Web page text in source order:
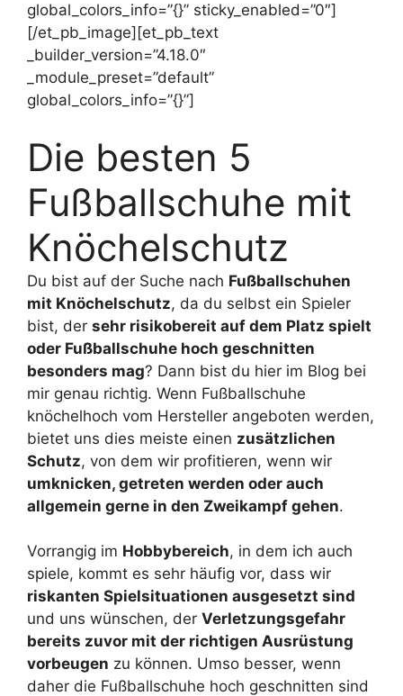
global_colors_info=”{}” sticky_enabled=”0″]
[/et_pb_image][et_pb_text
_builder_version=”4.18.0″
_module_preset=”default”
global_colors_info=”{}”]
Die besten 5
Fußballschuhe mit
Knöchelschutz
Du bist auf der Suche nach Fußballschuhen
mit Knöchelschutz, da du selbst ein Spieler
bist, der sehr risikobereit auf dem Platz spielt
oder Fußballschuhe hoch geschnitten
besonders mag? Dann bist du hier im Blog bei
mir genau richtig. Wenn Fußballschuhe
knöchelhoch vom Hersteller angeboten werden,
bietet uns dies meiste einen zusätzlichen
Schutz, von dem wir profitieren, wenn wir
umknicken, getreten werden oder auch
allgemein gerne in den Zweikampf gehen.
Vorrangig im Hobbybereich, in dem ich auch
spiele, kommt es sehr häufig vor, dass wir
riskanten Spielsituationen ausgesetzt sind
und uns wünschen, der Verletzungsgefahr
bereits zuvor mit der richtigen Ausrüstung
vorbeugen zu können. Umso besser, wenn
daher die Fußballschuhe hoch geschnitten sind